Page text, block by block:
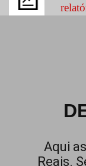
Aqui
Reais.